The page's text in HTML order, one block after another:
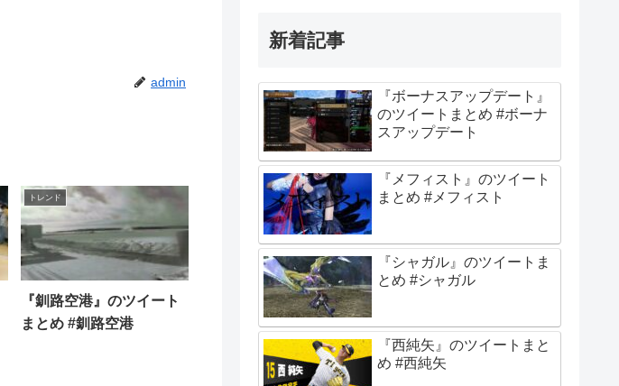
admin
トレンド
『釧路空港』のツイート
まとめ #釧路空港
新着記事
『ボーナスアップデート』
のツイートまとめ #ボーナ
スアップデート
『メフィスト』のツイート
まとめ #メフィスト
『シャガル』のツイートま
とめ #シャガル
『西純矢』のツイートまと
め #西純矢